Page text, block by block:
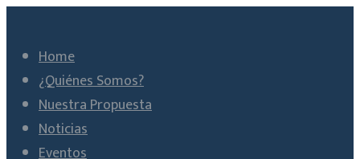
Home
¿Quiénes Somos?
Nuestra Propuesta
Noticias
Eventos